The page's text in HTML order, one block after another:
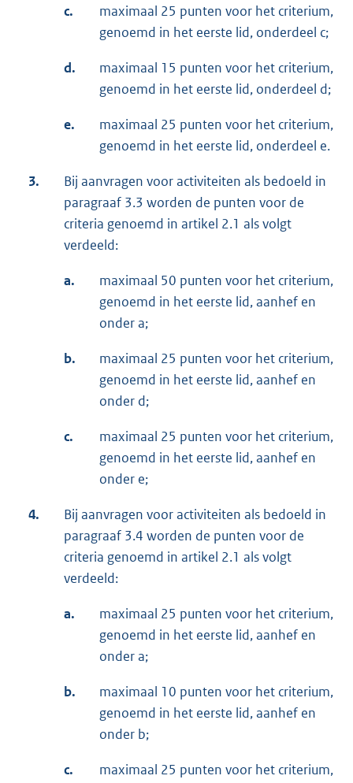
c.
maximaal 25 punten voor het criterium,
genoemd in het eerste lid, onderdeel c;
d.
maximaal 15 punten voor het criterium,
genoemd in het eerste lid, onderdeel d;
e.
maximaal 25 punten voor het criterium,
genoemd in het eerste lid, onderdeel e.
3.
Bij aanvragen voor activiteiten als bedoeld in
paragraaf 3.3 worden de punten voor de
criteria genoemd in artikel 2.1 als volgt
verdeeld:
a.
maximaal 50 punten voor het criterium,
genoemd in het eerste lid, aanhef en
onder a;
b.
maximaal 25 punten voor het criterium,
genoemd in het eerste lid, aanhef en
onder d;
c.
maximaal 25 punten voor het criterium,
genoemd in het eerste lid, aanhef en
onder e;
4.
Bij aanvragen voor activiteiten als bedoeld in
paragraaf 3.4 worden de punten voor de
criteria genoemd in artikel 2.1 als volgt
verdeeld:
a.
maximaal 25 punten voor het criterium,
genoemd in het eerste lid, aanhef en
onder a;
b.
maximaal 10 punten voor het criterium,
genoemd in het eerste lid, aanhef en
onder b;
c.
maximaal 25 punten voor het criterium,